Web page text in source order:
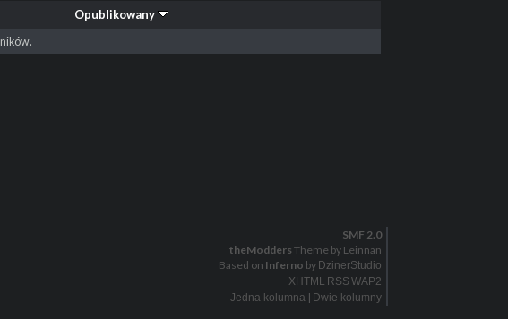
Opublikowany
SMF 2.0
theModders Theme by Leinnan
Based on Inferno by DzinerStudio
XHTML RSS WAP2
Jedna kolumna| Dwie kolumny